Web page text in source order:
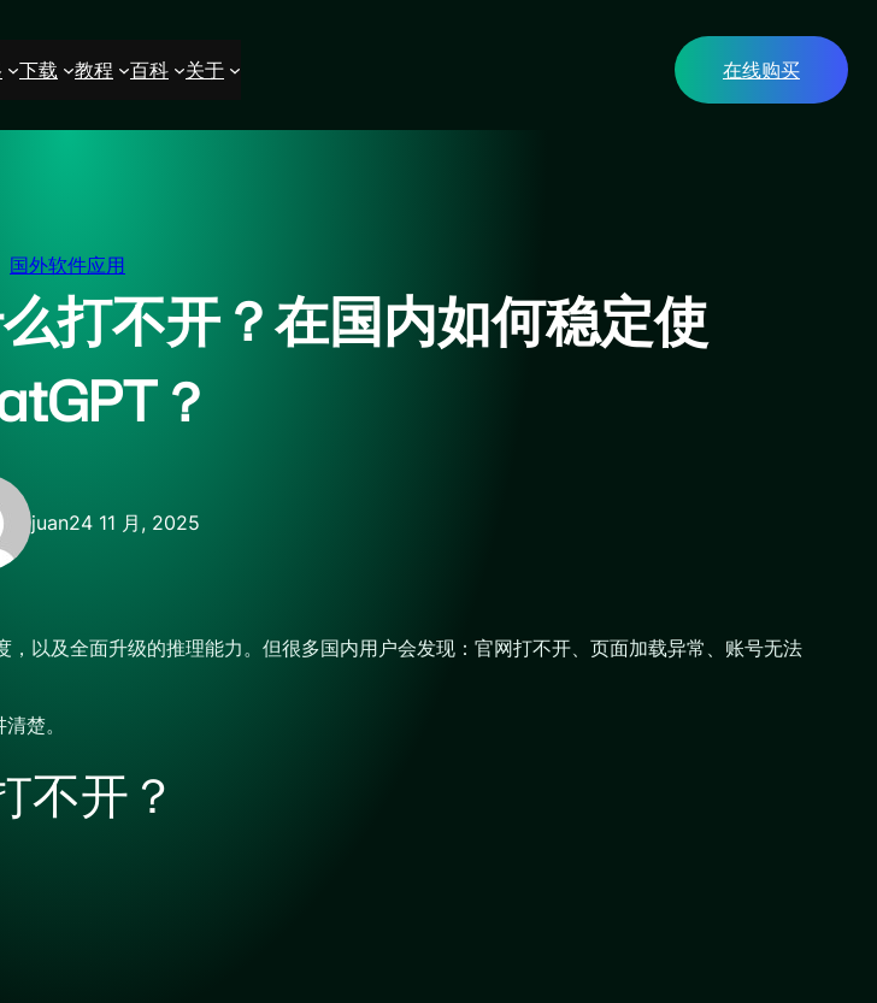
下载 教程 百科 关于 在线购买
国外软件应用
打不开？在国内如何稳定使
？
juan24 11 月, 2025
以及全面升级的推理能力。但很多国内用户会发现：官网打不开、页面加载异常、账号无法
楚。
不开？